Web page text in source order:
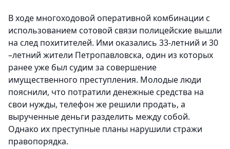
В ходе многоходовой оперативной комбинации с
использованием сотовой связи полицейские вышли
на след похитителей. Ими оказались 33-летний и 30
–летний жители Петропавловска, один из которых
ранее уже был судим за совершение
имущественного преступления. Молодые люди
пояснили, что потратили денежные средства на
свои нужды, телефон же решили продать, а
вырученные деньги разделить между собой.
Однако их преступные планы нарушили стражи
правопорядка.